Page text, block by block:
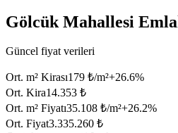
Gölcük Mahallesi
Güncel fiyat verileri
Ort. m² Kirası179 ₺/m²+26.6%
Ort. Kira14.353 ₺
Ort. m² Fiyatı35.108 ₺/m²+26.2%
Ort. Fiyat3.335.260 ₺